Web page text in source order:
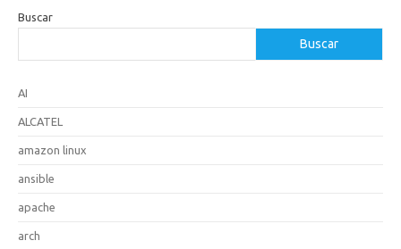
Buscar
Buscar
AI
ALCATEL
amazon linux
ansible
apache
arch